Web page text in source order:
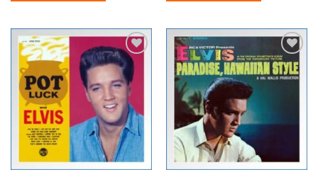
Zur
Wunschliste
hinzufügen
Zur
Wunschliste